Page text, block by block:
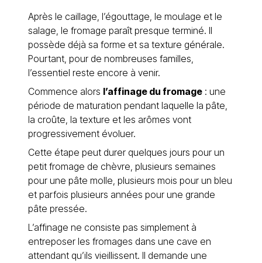
Après le caillage, l’égouttage, le moulage et le
salage, le fromage paraît presque terminé. Il
possède déjà sa forme et sa texture générale.
Pourtant, pour de nombreuses familles,
l’essentiel reste encore à venir.
Commence alors l’affinage du fromage : une
période de maturation pendant laquelle la pâte,
la croûte, la texture et les arômes vont
progressivement évoluer.
Cette étape peut durer quelques jours pour un
petit fromage de chèvre, plusieurs semaines
pour une pâte molle, plusieurs mois pour un bleu
et parfois plusieurs années pour une grande
pâte pressée.
L’affinage ne consiste pas simplement à
entreposer les fromages dans une cave en
attendant qu’ils vieillissent. Il demande une